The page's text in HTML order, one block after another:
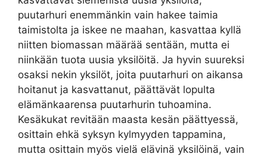
puutarhuri enemmänkin vain hakee taimia
taimistolta ja iskee ne maahan, kasvattaa kyllä
niitten biomassan määrää sentään, mutta ei
niinkään tuota uusia yksilöitä. Ja hyvin suureksi
osaksi nekin yksilöt, joita puutarhuri on aikansa
hoitanut ja kasvattanut, päättävät lopulta
elämänkaarensa puutarhurin tuhoamina.
Kesäkukat revitään maasta kesän päättyessä,
osittain ehkä syksyn kylmyyden tappamina,
mutta osittain myös vielä elävinä yksilöinä, vain